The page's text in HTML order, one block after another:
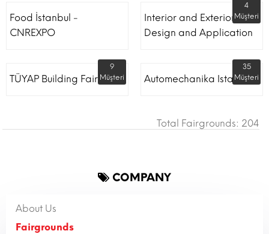
Food İstanbul -
CNREXPO
Interior and Exterior
Design and Application
4
Müşteri
TÜYAP Building Fair
9
Müşteri
Automechanika Istanbul
35
Müşteri
Total Fairgrounds: 204
COMPANY
About Us
Fairgrounds